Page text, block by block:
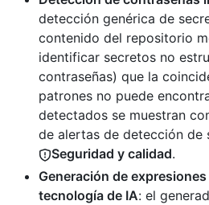
detección genérica de
contenido del repositorio
identificar secretos no
contraseñas) que la
patrones no puede
detectados se muestran
de alertas de detección de
Seguridad y calidad.
Generación de
tecnología de IA: el